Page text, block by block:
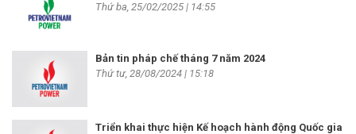
Thứ ba, 25/02/2025 | 14:55
Bản tin pháp chế tháng 7 năm 2024
Thứ tư, 28/08/2024 | 15:18
Triển khai thực hiện Kế hoạch hành động Quốc gia